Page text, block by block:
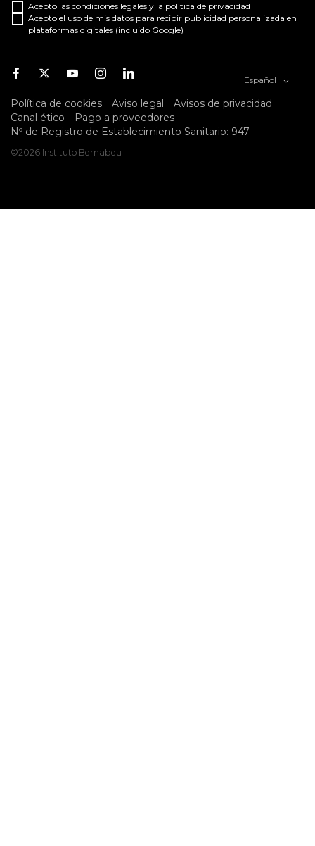
Acepto las condiciones legales y la política de privacidad
Acepto el uso de mis datos para recibir publicidad personalizada en
plataformas digitales (incluido Google)
Facebook
TwitterYoutubeInstagramYoutube Español
Política de cookies Aviso legal
Avisos de privacidad
Canal ético
Pago a proveedores
Nº de Registro de Establecimiento Sanitario: 947
©2026 Instituto Bernabeu